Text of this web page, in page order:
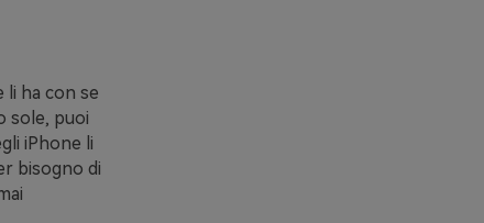
li ha con se
sole, puoi
iPhone li
bisogno di